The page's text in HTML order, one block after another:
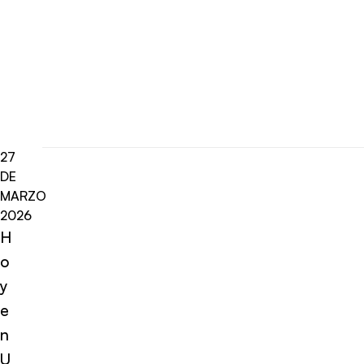
27
DE
MARZO
2026
H
o
y
e
n
U